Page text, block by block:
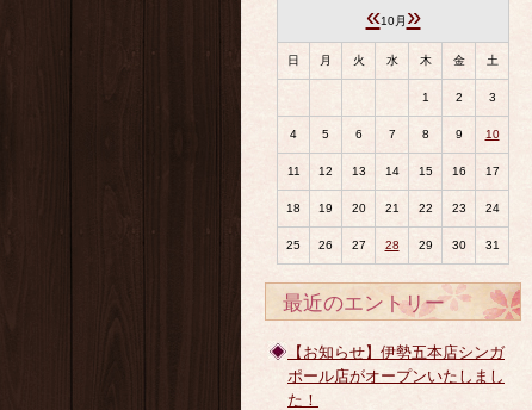
«10月 »
日 月 火 水 木 金 土
1 2 3
4 5 6 7 8 9 10
11 12 13 14 15 16 17
18 19 20 21 22 23 24
25 26 27 28 29 30 31
最近のエントリー
【お知らせ】伊勢五本店シンガ
ポール店がオープンいたしまし
た！